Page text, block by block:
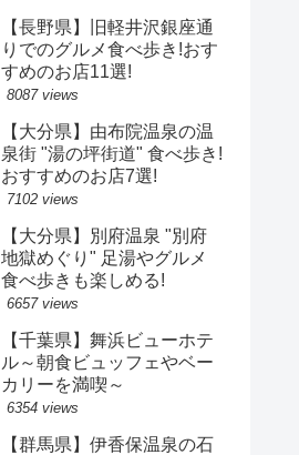
【長野県】旧軽井沢銀座通
りでのグルメ食べ歩き!おす
すめのお店11選!
8087 views
【大分県】由布院温泉の温
泉街 "湯の坪街道" 食べ歩き!
おすすめのお店7選!
7102 views
【大分県】別府温泉 "別府
地獄めぐり" 足湯やグルメ
食べ歩きも楽しめる!
6657 views
【千葉県】舞浜ビューホテ
ル～朝食ビュッフェやベー
カリーを満喫～
6354 views
【群馬県】伊香保温泉の石